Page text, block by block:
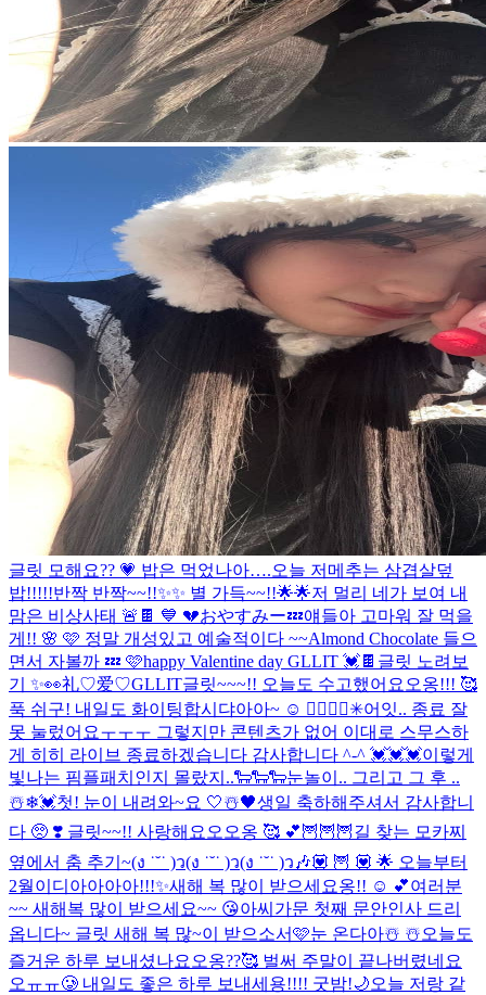
글릿 모해요?? 💗 밥은 먹었나아….오늘 저메추는 삼겹살덮
밥!!!!!반짝 반짝~~!!✨✨ 별 가득~~!!🌟🌟저 멀리 네가 보여 내
맘은 비상사태 🚨​ 🍫 💙 💔おやすみー💤얘들아 고마워 잘 먹을
게!! 🌸 🩷 정말 개성있고 예술적이다 ~~Almond Chocolate 들으
면서 자볼까 💤 🩷happy Valentine day GLLIT 💓🍫 글릿 노려보
기 ✨👀礼♡爱♡GLLIT글릿~~~!! 오늘도 수고했어요오옹!!! 🥰
푹 쉬구! 내일도 화이팅합시댜아아~ ☺️ ❤️‍🔥 🎶🎵✳︎어잇.. 종료 잘
못 눌렀어요ㅜㅜㅜ 그렇지만 콘텐츠가 없어 이대로 스무스하
게 히히 라이브 종료하겠습니다 감사합니다 ^-^ 💓💓💓이렇게
빛나는 핌플패치인지 몰랐지..🐑🐑🐑눈놀이.. 그리고 그 후 ..
☃️❄💓첫! 눈이 내려와~요 🤍☃️🖤생일 축하해주셔서 감사합니
다 🥺 ❣️ 글릿~~!! 사랑해요오오옹 🥰 💕🦉🦉🦉길 찾는 모카찌
옆에서 춤 추기~(ง ˙˘˙ )ว(ง ˙˘˙ )ว(ง ˙˘˙ )ว🎶💟 🦉 💟 🌟 오늘부터
2월이디아아아아!!!✨새해 복 많이 받으세요옹!! ☺️ 💕여러분
~~ 새해복 많이 받으세요~~ 😘아씨가문 첫째 문안인사 드리
옵니다~ 글릿 새해 복 많~이 받으소서🩷눈 온다아☃️ ☃️오늘도
즐거운 하루 보내셨나요오옹??🥰 벌써 주말이 끝나버렸네요
오ㅠㅠ🥲 내일도 좋은 하루 보내세용!!!! 굿밤!🌙오늘 저랑 같